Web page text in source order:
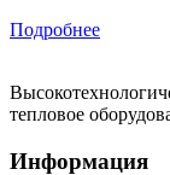
Подробнее
тепловое
Информация